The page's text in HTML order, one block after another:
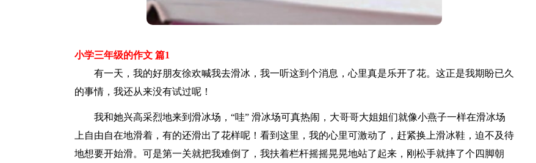
小学三年级的作文 篇1
有一天，我的好朋友徐欢喊我去滑冰，我一听这到个消息，心里真是乐开了花。这正是我期盼已久
的事情，我还从来没有试过呢！
我和她兴高采烈地来到滑冰场，“哇” 滑冰场可真热闹，大哥哥大姐姐们就像小燕子一样在滑冰场
上自由自在地滑着，有的还滑出了花样呢！看到这里，我的心里可激动了，赶紧换上滑冰鞋，迫不及待
地想要开始滑。可是第一关就把我难倒了，我扶着栏杆摇摇晃晃地站了起来，刚松手就摔了个四脚朝